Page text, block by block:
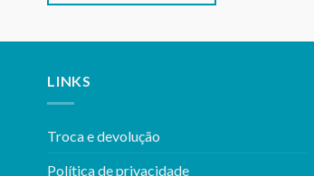
LINKS
Troca e devolução
Política de privacidade